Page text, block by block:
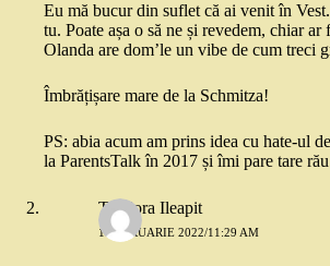
Eu mă bucur din suflet că ai venit în
tu. Poate așa o să ne și revedem, chiar ar
Olanda are dom’le un vibe de cum treci
Îmbrățișare mare de la Schmitza!
PS: abia acum am prins idea cu hate-ul
la ParentsTalk în 2017 și îmi pare tare
Teodora Ileapit
1 FEBRUARIE 2022/11:29 AM